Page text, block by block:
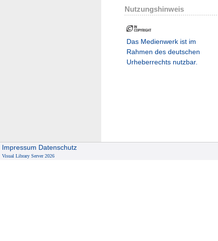
Nutzungshinweis
Das Medienwerk ist im
Rahmen des deutschen
Urheberrechts nutzbar.
Impressum Datenschutz
Visual Library Server 2026